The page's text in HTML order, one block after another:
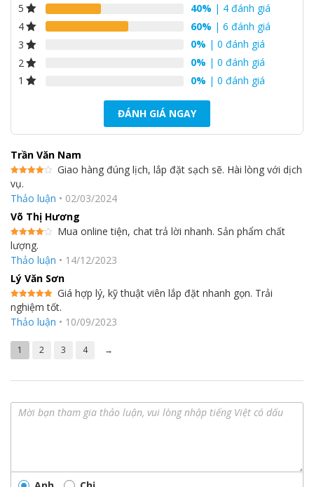
Thiết kế hiện đại cùng với ngăn đá dưới
tiện dụng
Chiếc tủ lạnh này mang kiểu dáng hiện đại với chất liệu cửa mặt
kính sang trọng sẽ làm nổi bật lên nội thất căn bếp gia đình bạn.
Tủ được thiết kế với
dụng.Dung tích tủ 290 lít
thích hợp cho những hộ gia đình 2 – 3
người.
nghệ làm lạnh Panorama
dựa trên
5 40% | 4 đánh giá
4
60% | 6 đánh giá
3
0% | 0 đánh giá
2
0% | 0 đánh giá
1
0% | 0 đánh giá
ĐÁNH GIÁ NGAY
Trần Văn Nam
Được
xếp hạng
45 sao
Giao hàng đúng lịch, lắp đặt sạch sẽ. Hài lòng với dịch
vụ.
Thảo luận • 02/03/2024
Võ Thị Hương
Được
xếp hạng
45 sao
Mua online tiện, chat trả lời nhanh. Sản phẩm chất
lượng.
Thảo luận • 14/12/2023
Lý Văn Sơn
Được xếp
hạng55
sao
Giá hợp lý, kỹ thuật viên lắp đặt nhanh gọn. Trải
nghiệm tốt.
Thảo luận • 10/09/2023
1 2 3 4 →